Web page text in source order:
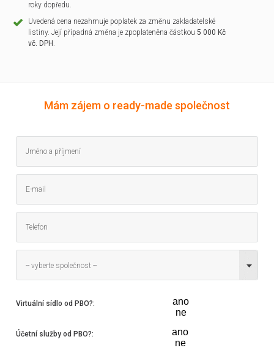
roky dopředu.
Uvedená cena nezahrnuje poplatek za změnu zakladatelské
listiny. Její případná změna je zpoplateněna částkou5 000 Kč
vč. DPH .
Mám zájem o ready-made společnost
-- vyberte společnost --
Virtuální sídlo od PBO?:
ano
ne
Účetní služby od PBO?:
ano
ne